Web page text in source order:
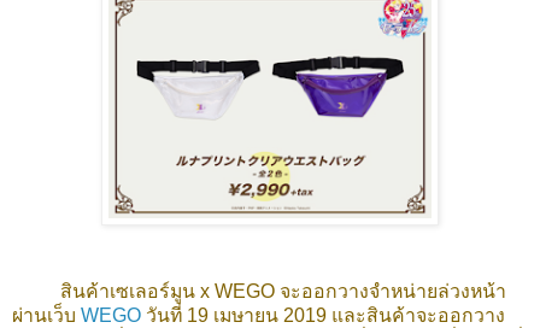
สินค้าเซเลอร์มูน x WEGO จะออกวางจำหน่ายล่วงหน้า
ผ่านเว็บ WEGO วันที่ 19 เมษายน 2019 และสินค้าจะออกวาง